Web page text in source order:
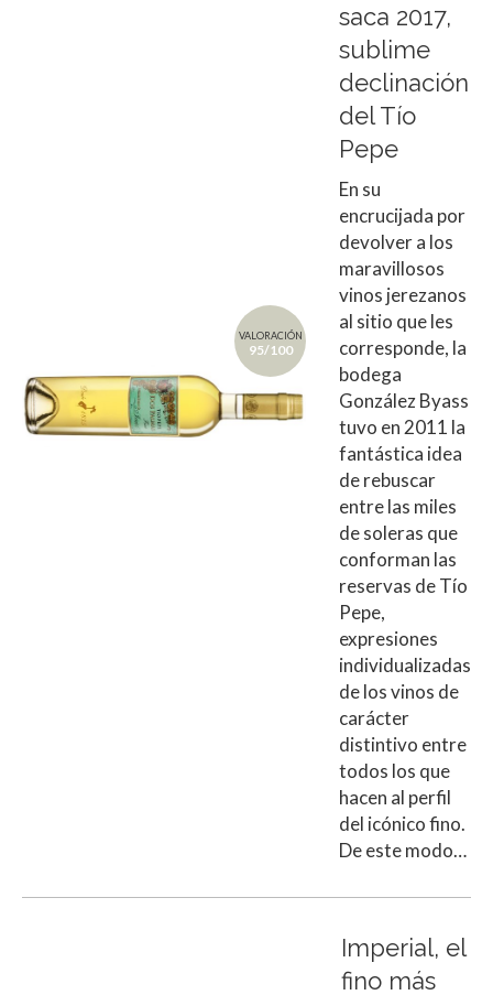
VALORACIÓN
95/100
saca 2017,
sublime
declinación
del Tío
Pepe
En su
encrucijada por
devolver a los
maravillosos
vinos jerezanos
al sitio que les
corresponde, la
bodega
González Byass
tuvo en 2011 la
fantástica idea
de rebuscar
entre las miles
de soleras que
conforman las
reservas de Tío
Pepe,
expresiones
individualizadas
de los vinos de
carácter
distintivo entre
todos los que
hacen al perfil
del icónico fino.
De este modo…
Imperial, el
fino más